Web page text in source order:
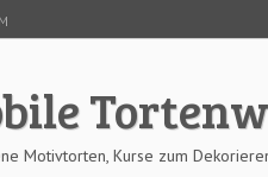
Motivtorten, Kurse zum